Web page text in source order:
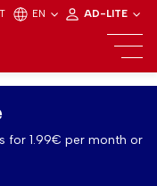
EN AD-LITE
for 1.99€ per month or